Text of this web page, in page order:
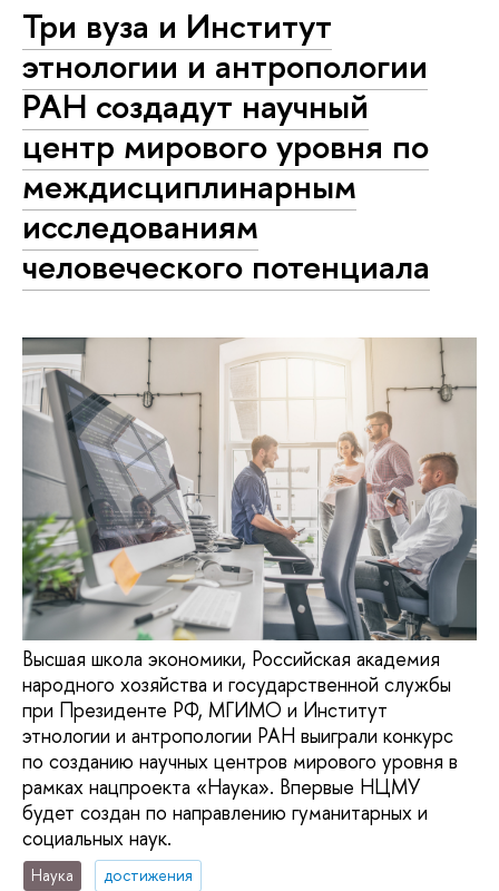
Три вуза и Институт
этнологии и антропологии
РАН создадут научный
центр мирового уровня по
междисциплинарным
исследованиям
человеческого потенциала
Высшая школа экономики, Российская академия
народного хозяйства и государственной службы
при Президенте РФ, МГИМО и Институт
этнологии и антропологии РАН выиграли конкурс
по созданию научных центров мирового уровня в
рамках нацпроекта «Наука». Впервые НЦМУ
будет создан по направлению гуманитарных и
социальных наук.
Наука
достижения